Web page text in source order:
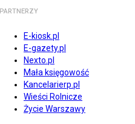
PARTNERZY
E-kiosk.pl
E-gazety.pl
Nexto.pl
Mała księgowość
Kancelarierp.pl
Wieści Rolnicze
Życie Warszawy